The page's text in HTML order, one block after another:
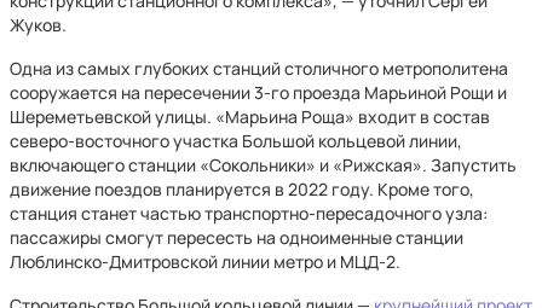
Жуков.
Одна из самых глубоких станций столичного метрополитена
сооружается на пересечении 3-го проезда Марьиной Рощи и
Шереметьевской улицы. «Марьина Роща» входит в состав
северо-восточного участка Большой кольцевой линии,
включающего станции «Сокольники» и «Рижская». Запустить
движение поездов планируется в 2022 году. Кроме того,
станция станет частью транспортно-пересадочного узла:
пассажиры смогут пересесть на одноименные станции
Люблинско-Дмитровской линии метро и МЦД-2.